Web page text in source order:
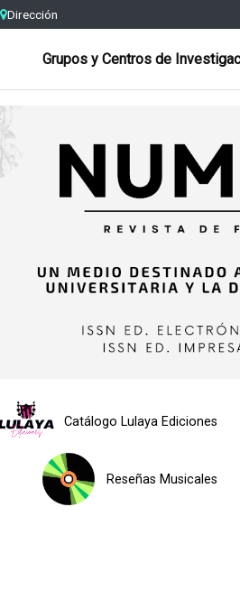
Dirección
Grupos y Centros de
Catálogo Lulaya Ediciones
Reseñas Musicales